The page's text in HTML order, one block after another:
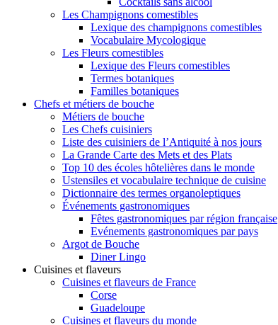
Les Champignons comestibles
Lexique des champignons comestibles
Vocabulaire Mycologique
Les Fleurs comestibles
Lexique des Fleurs comestibles
Termes botaniques
Familles botaniques
Chefs et métiers de bouche
Métiers de bouche
Les Chefs cuisiniers
Liste des cuisiniers de l’Antiquité à nos jours
La Grande Carte des Mets et des Plats
Top 10 des écoles hôtelières dans le monde
Ustensiles et vocabulaire technique de cuisine
Dictionnaire des termes organoleptiques
Événements gastronomiques
Fêtes gastronomiques par région française
Evénements gastronomiques par pays
Argot de Bouche
Diner Lingo
Cuisines et flaveurs
Cuisines et flaveurs de France
Corse
Guadeloupe
Cuisines et flaveurs du monde